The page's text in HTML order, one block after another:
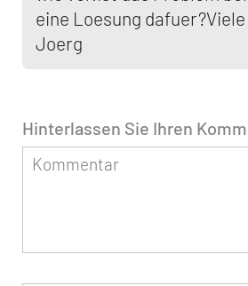
eine Loesung
Joerg
Hinterlassen Sie Ihren